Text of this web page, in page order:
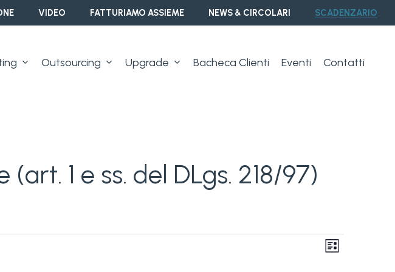
VIDEO FATTURIAMO ASSIEME NEWS & CIRCOLARI SCADENZARIO
Outsourcing Upgrade Bacheca Clienti Eventi Contatti
1 e ss. del DLgs. 218/97)
Lista